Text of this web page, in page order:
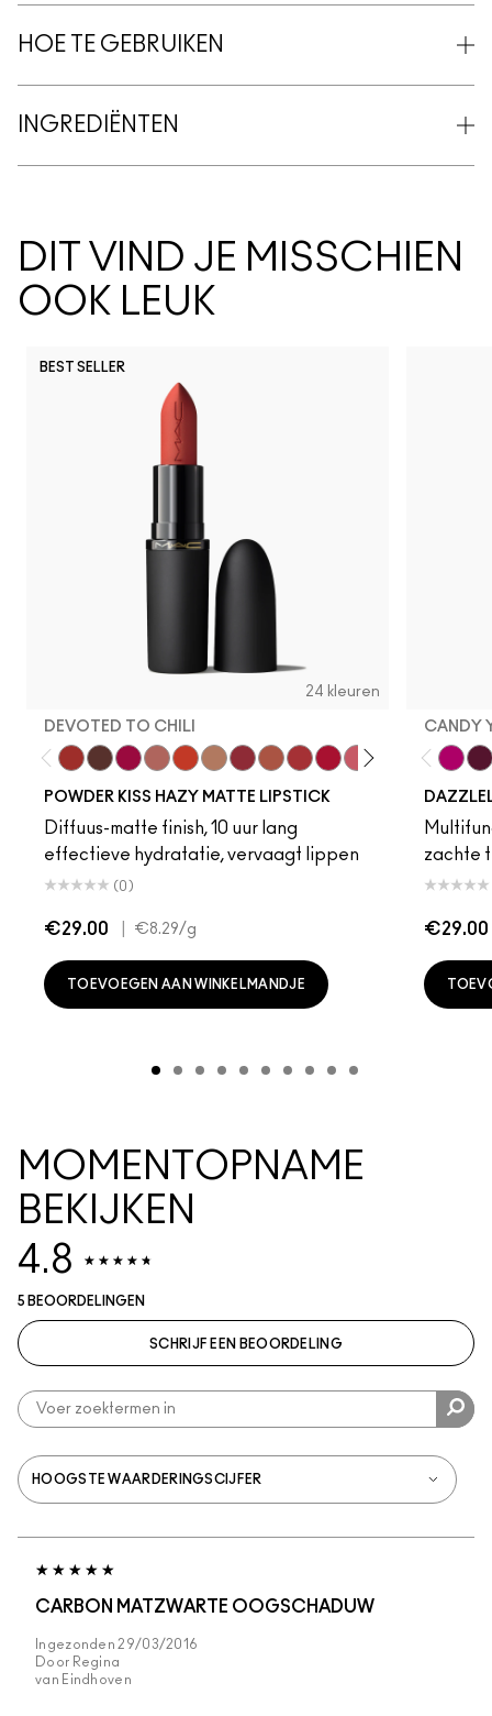
HOE TE GEBRUIKEN
INGREDIËNTEN
DIT VIND JE MISSCHIEN
OOK LEUK
BEST SELLER
24 kleuren
DEVOTED TO CHILI
POWDER KISS HAZY MATTE LIPSTICK
Diffuus-matte finish, 10 uur lang
effectieve hydratatie, vervaagt lippen
(0)
€29.00 €8.29/g
TOEVOEGEN AAN WINKELMANDJE
CANDY
zachte
€29.00
MOMENTOPNAME
BEKIJKEN
4.8
5 BEOORDELINGEN
SCHRIJF EEN BEOORDELING
CARBON MATZWARTE OOGSCHADUW
Ingezonden 29/03/2016
Door Regina
van Eindhoven